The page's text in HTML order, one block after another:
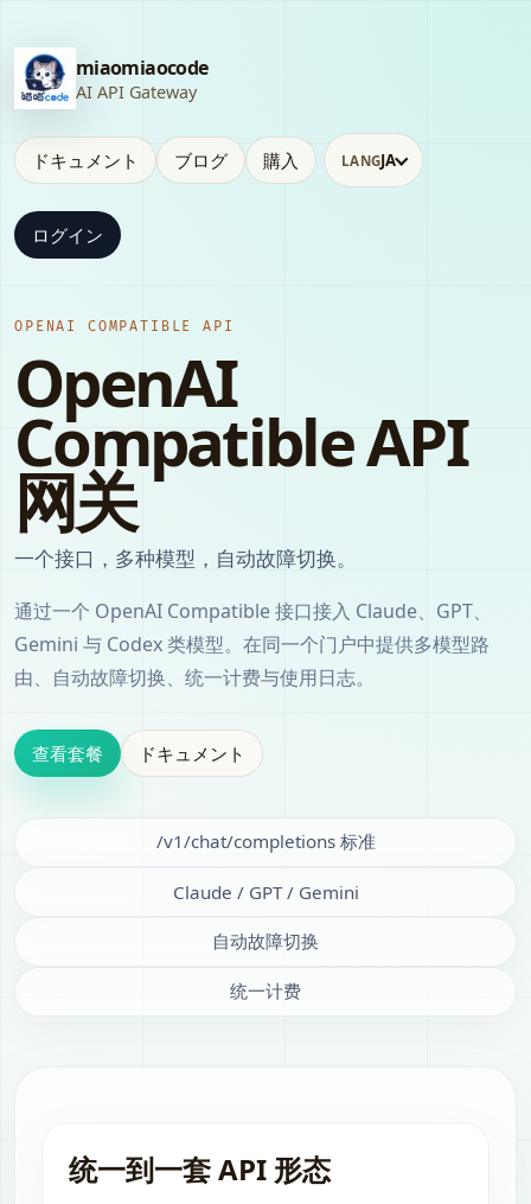
miaomiaocode
AI API Gateway
ドキュメント ブログ 購入 LANGJA
ログイン
OPENAI COMPATIBLE API
OpenAI
Compatible API
网关
一个接口，多种模型，自动故障切换。
通过一个 OpenAI Compatible 接口接入 Claude、GPT、
Gemini 与 Codex 类模型。在同一个门户中提供多模型路
由、自动故障切换、统一计费与使用日志。
查看套餐 ドキュメント
/v1/chat/completions 标准
Claude / GPT / Gemini
自动故障切换
统一计费
统一到一套 API 形态